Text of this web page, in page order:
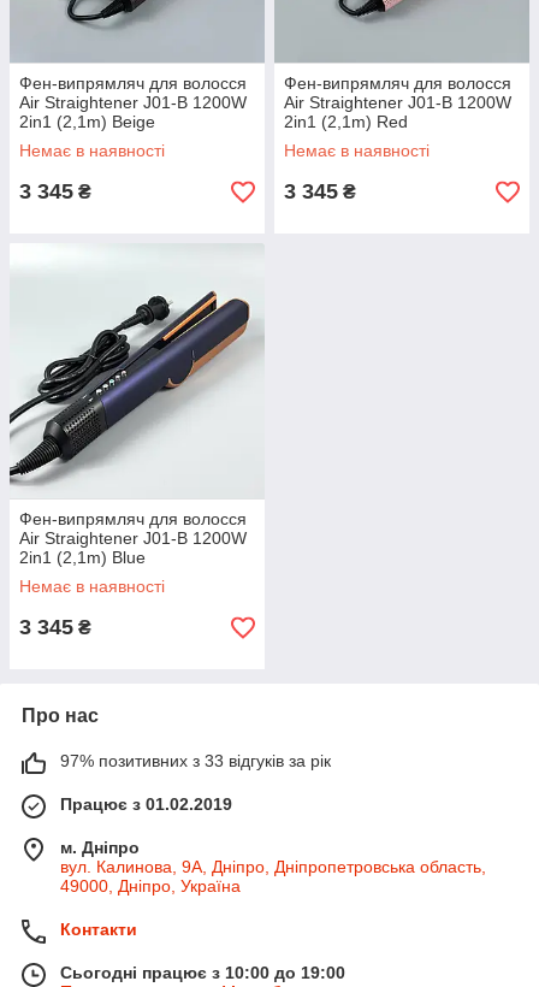
Фен-випрямляч для волосся
Air Straightener J01-B 1200W
2in1 (2,1m) Beige
Немає в наявності
3 345 ₴
Фен-випрямляч для волосся
Air Straightener J01-B 1200W
2in1 (2,1m) Red
Немає в наявності
3 345 ₴
Фен-випрямляч для волосся
Air Straightener J01-B 1200W
2in1 (2,1m) Blue
Немає в наявності
3 345 ₴
Про нас
97% позитивних з 33 відгуків за рік
Працює з 01.02.2019
м. Дніпро
вул. Калинова, 9А, Дніпро, Дніпропетровська область,
49000, Дніпро, Україна
Контакти
Сьогодні працює з 10:00 до 19:00